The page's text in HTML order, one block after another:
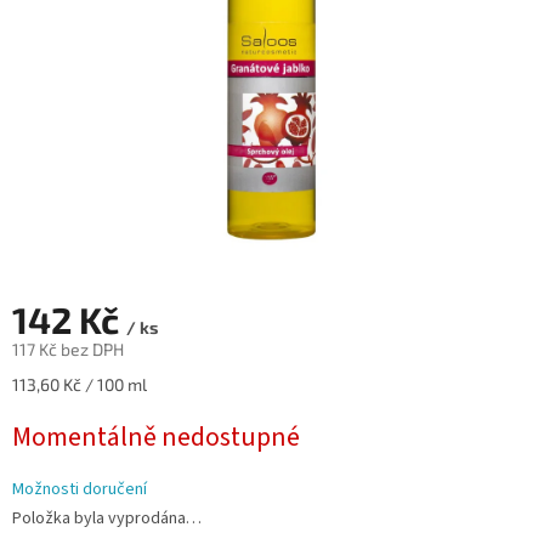
142 Kč / ks
117 Kč bez DPH
Měrná
113,60 Kč / 100 ml
Momentálně nedostupné
Možnosti doručení
Položka byla vyprodána…